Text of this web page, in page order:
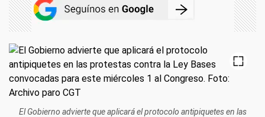
El Gobierno advierte que aplicará el protocolo antipiquetes en las